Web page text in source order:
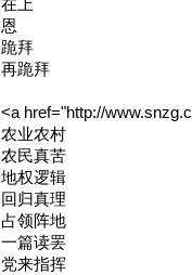
在上
恩
跪拜
再跪拜
<a href="http://
农业农村
农民真苦
地权逻辑
回归真理
占领阵地
一篇读罢
党来指挥